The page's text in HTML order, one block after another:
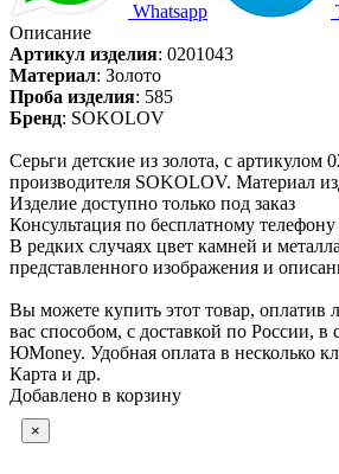
Whatsapp
Описание
Артикул изделия: 0201043
Материал: Золото
Проба изделия: 585
Бренд: SOKOLOV
Серьги детские из золота, с артикулом
производителя SOKOLOV. Материал
Изделие доступно только под заказ
Консультация по бесплатному телефону
В редких случаях цвет камней и
представленного изображения и
Вы можете купить этот товар,
вас способом, с доставкой по России, в
ЮMoney. Удобная оплата в несколько
Карта и др.
Добавлено в корзину
×